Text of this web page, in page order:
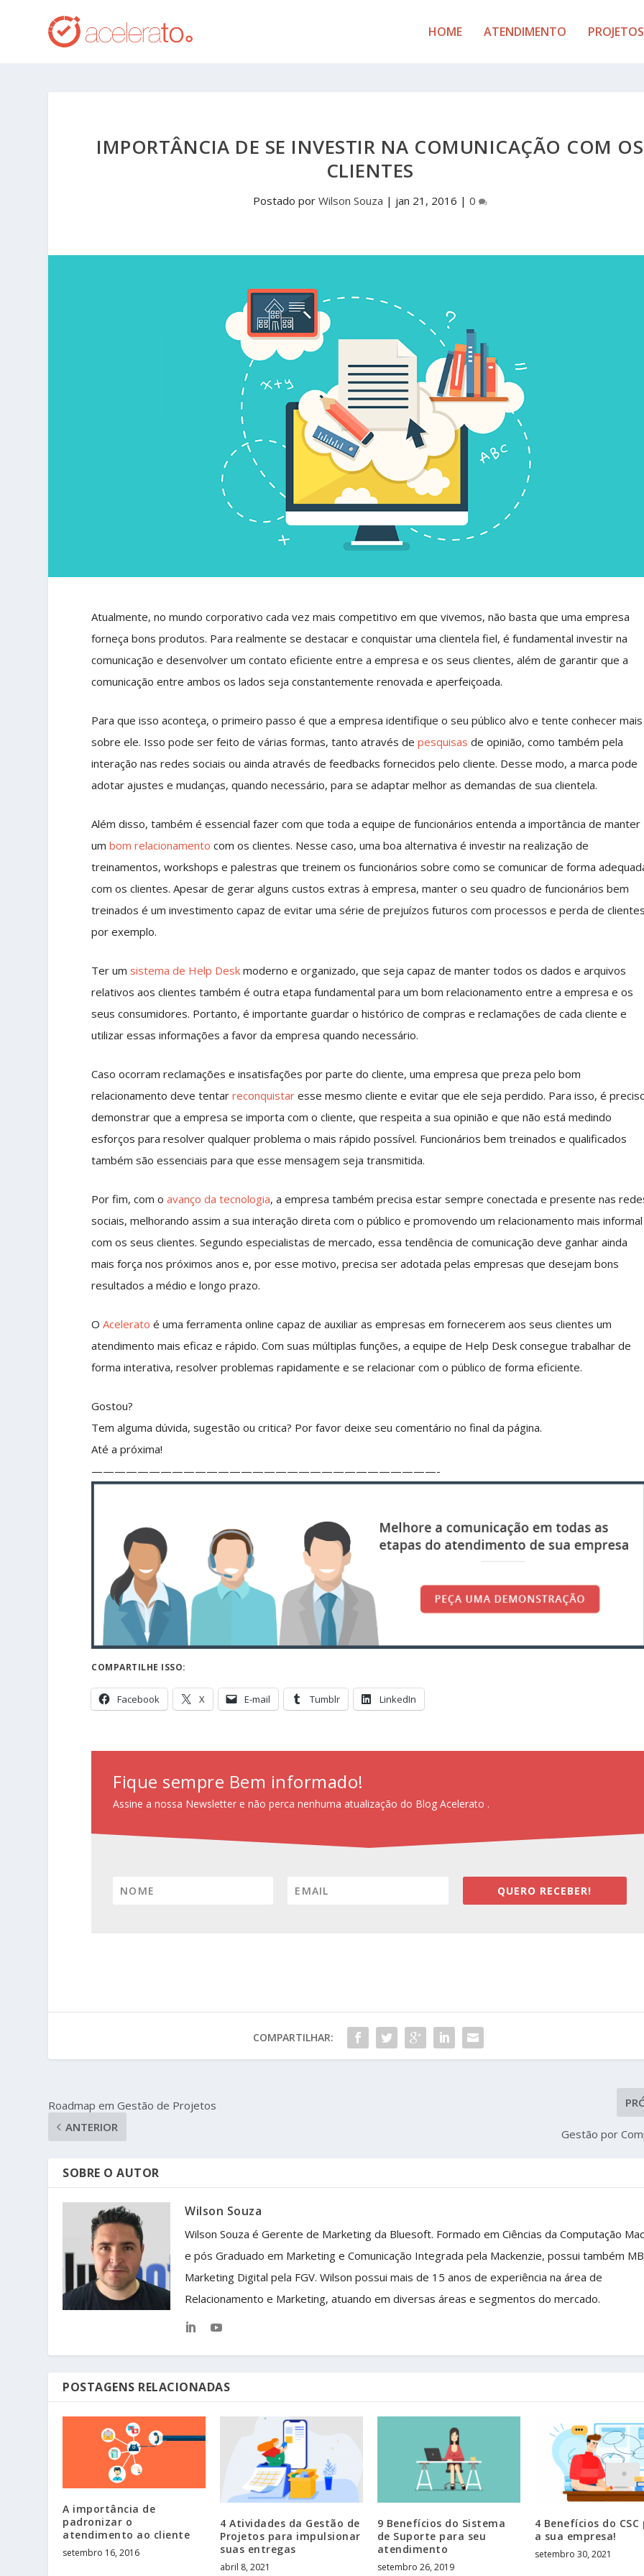
HOME ATENDIMENTO PROJETOS
IMPORTÂNCIA DE SE INVESTIR NA COMUNICAÇÃO COM OS
CLIENTES
Postado por Wilson Souza | jan 21, 2016 | 0
Atualmente, no mundo corporativo cada vez mais competitivo em que vivemos, não basta que uma empresa
forneça bons produtos. Para realmente se destacar e conquistar uma clientela fiel, é fundamental investir na
comunicação e desenvolver um contato eficiente entre a empresa e os seus clientes, além de garantir que a
comunicação entre ambos os lados seja constantemente renovada e aperfeiçoada.
Para que isso aconteça, o primeiro passo é que a empresa identifique o seu público alvo e tente conhecer mais
sobre ele. Isso pode ser feito de várias formas, tanto através depesquisas de opinião, como também pela
interação nas redes sociais ou ainda através de feedbacks fornecidos pelo cliente. Desse modo, a marca pode
adotar ajustes e mudanças, quando necessário, para se adaptar melhor as demandas de sua clientela.
Além disso, também é essencial fazer com que toda a equipe de funcionários entenda a importância de manter
umbom relacionamento com os clientes. Nesse caso, uma boa alternativa é investir na realização de
treinamentos, workshops e palestras que treinem os funcionários sobre como se comunicar de forma
com os clientes. Apesar de gerar alguns custos extras à empresa, manter o seu quadro de funcionários bem
treinados é um investimento capaz de evitar uma série de prejuízos futuros com processos e perda de
por exemplo.
Ter umsistema de Help Desk moderno e organizado, que seja capaz de manter todos os dados e arquivos
relativos aos clientes também é outra etapa fundamental para um bom relacionamento entre a empresa e os
seus consumidores. Portanto, é importante guardar o histórico de compras e reclamações de cada cliente e
utilizar essas informações a favor da empresa quando necessário.
Caso ocorram reclamações e insatisfações por parte do cliente, uma empresa que preza pelo bom
relacionamento deve tentarreconquistar esse mesmo cliente e evitar que ele seja perdido. Para isso, é
demonstrar que a empresa se importa com o cliente, que respeita a sua opinião e que não está medindo
esforços para resolver qualquer problema o mais rápido possível. Funcionários bem treinados e qualificados
também são essenciais para que esse mensagem seja transmitida.
Por fim, com oavanço da tecnologia, a empresa também precisa estar sempre conectada e presente nas
sociais, melhorando assim a sua interação direta com o público e promovendo um relacionamento mais informal
com os seus clientes. Segundo especialistas de mercado, essa tendência de comunicação deve ganhar ainda
mais força nos próximos anos e, por esse motivo, precisa ser adotada pelas empresas que desejam bons
resultados a médio e longo prazo.
OAcelerato é uma ferramenta online capaz de auxiliar as empresas em fornecerem aos seus clientes um
atendimento mais eficaz e rápido. Com suas múltiplas funções, a equipe de Help Desk consegue trabalhar de
forma interativa, resolver problemas rapidamente e se relacionar com o público de forma eficiente.
Gostou?
Tem alguma dúvida, sugestão ou critica? Por favor deixe seu comentário no final da página.
Até a próxima!
——————————————————————————————-
COMPARTILHE ISSO:
Facebook X E-mail Tumblr LinkedIn
Fique sempre Bem informado!
Assine a nossa Newsletter e não perca nenhuma atualização do Blog Acelerato .
QUERO RECEBER!
COMPARTILHAR:
Roadmap em Gestão de Projetos
ANTERIOR
Gestão por
SOBRE O AUTOR
Wilson Souza
Wilson Souza é Gerente de Marketing da Bluesoft. Formado em Ciências da Computação
e pós Graduado em Marketing e Comunicação Integrada pela Mackenzie, possui também
Marketing Digital pela FGV. Wilson possui mais de 15 anos de experiência na área de
Relacionamento e Marketing, atuando em diversas áreas e segmentos do mercado.
POSTAGENS RELACIONADAS
A importância de
padronizar o
atendimento ao cliente
setembro 16, 2016
4 Atividades da Gestão de
Projetos para impulsionar
suas entregas
abril 8, 2021
9 Benefícios do Sistema
de Suporte para seu
atendimento
setembro 26, 2019
4 Benefícios do CSC
a sua empresa!
setembro 30, 2021